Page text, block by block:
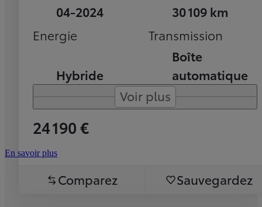
04-2024
30 109 km
Energie
Hybride
Transmission
Boîte
automatique
Voir plus
24 190 €
En savoir plus
Comparez Sauvegardez